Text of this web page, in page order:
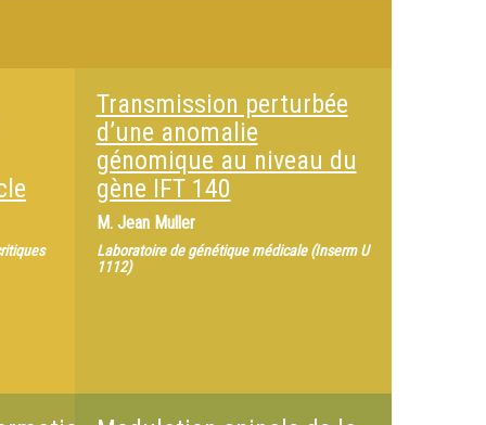
Transmission perturbée
d’une anomalie
génomique au niveau du
gène IFT 140
M. Jean Muller
Laboratoire de génétique médicale (Inserm U
1112)